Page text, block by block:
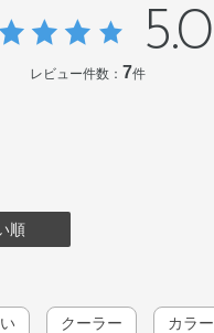
5.0
レビュー件数： 7件
順
クーラー カラー